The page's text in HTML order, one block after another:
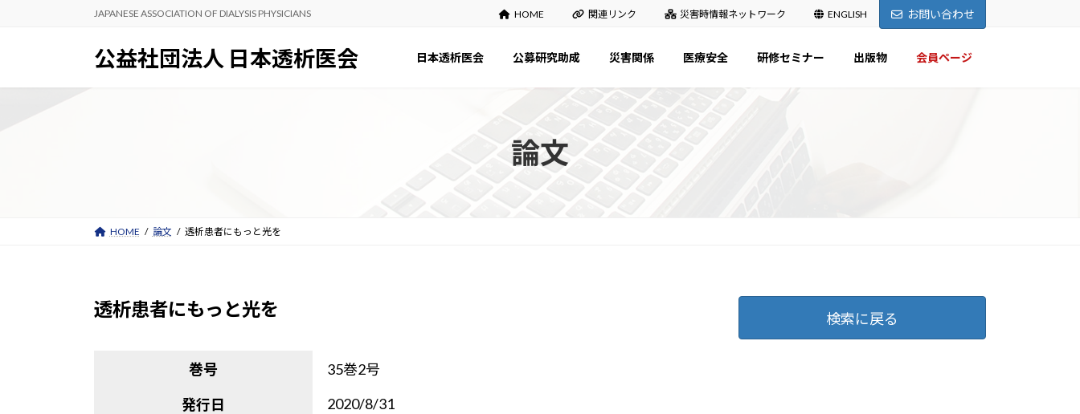
JAPANESE ASSOCIATION OF DIALYSIS PHYSICIANS HOME 関連リンク 災害時情報ネットワーク ENGLISH お問い合わせ
公益社団法人 日本透析医会 日本透析医会 公募研究助成 災害関係 医療安全 研修セミナー 出版物 会員ページ
論文
HOME 論文 透析患者にもっと光を
透析患者にもっと光を
巻号
35巻2号
発行日
2020/8/31
検索に戻る